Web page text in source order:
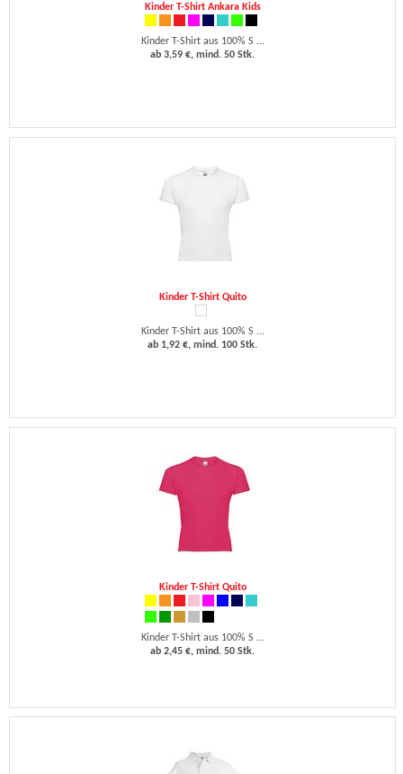
Kinder T-Shirt Ankara Kids
Kinder T-Shirt aus 100% S ...
ab 3,59 €, mind. 50 Stk.
Kinder T-Shirt Quito
Kinder T-Shirt aus 100% S ...
ab 1,92 €, mind. 100 Stk.
Kinder T-Shirt Quito
Kinder T-Shirt aus 100% S ...
ab 2,45 €, mind. 50 Stk.